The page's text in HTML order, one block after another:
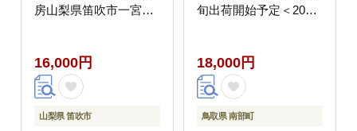
房山梨県笛吹市一宮産
16,000円
山梨県 笛吹市
旬出荷開始予定＜2026
18,000円
鳥取県 南部町